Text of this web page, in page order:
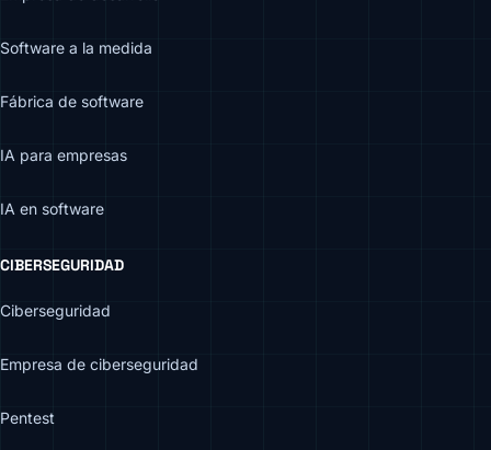
Software a la medida
Fábrica de software
IA para empresas
IA en software
CIBERSEGURIDAD
Ciberseguridad
Empresa de ciberseguridad
Pentest